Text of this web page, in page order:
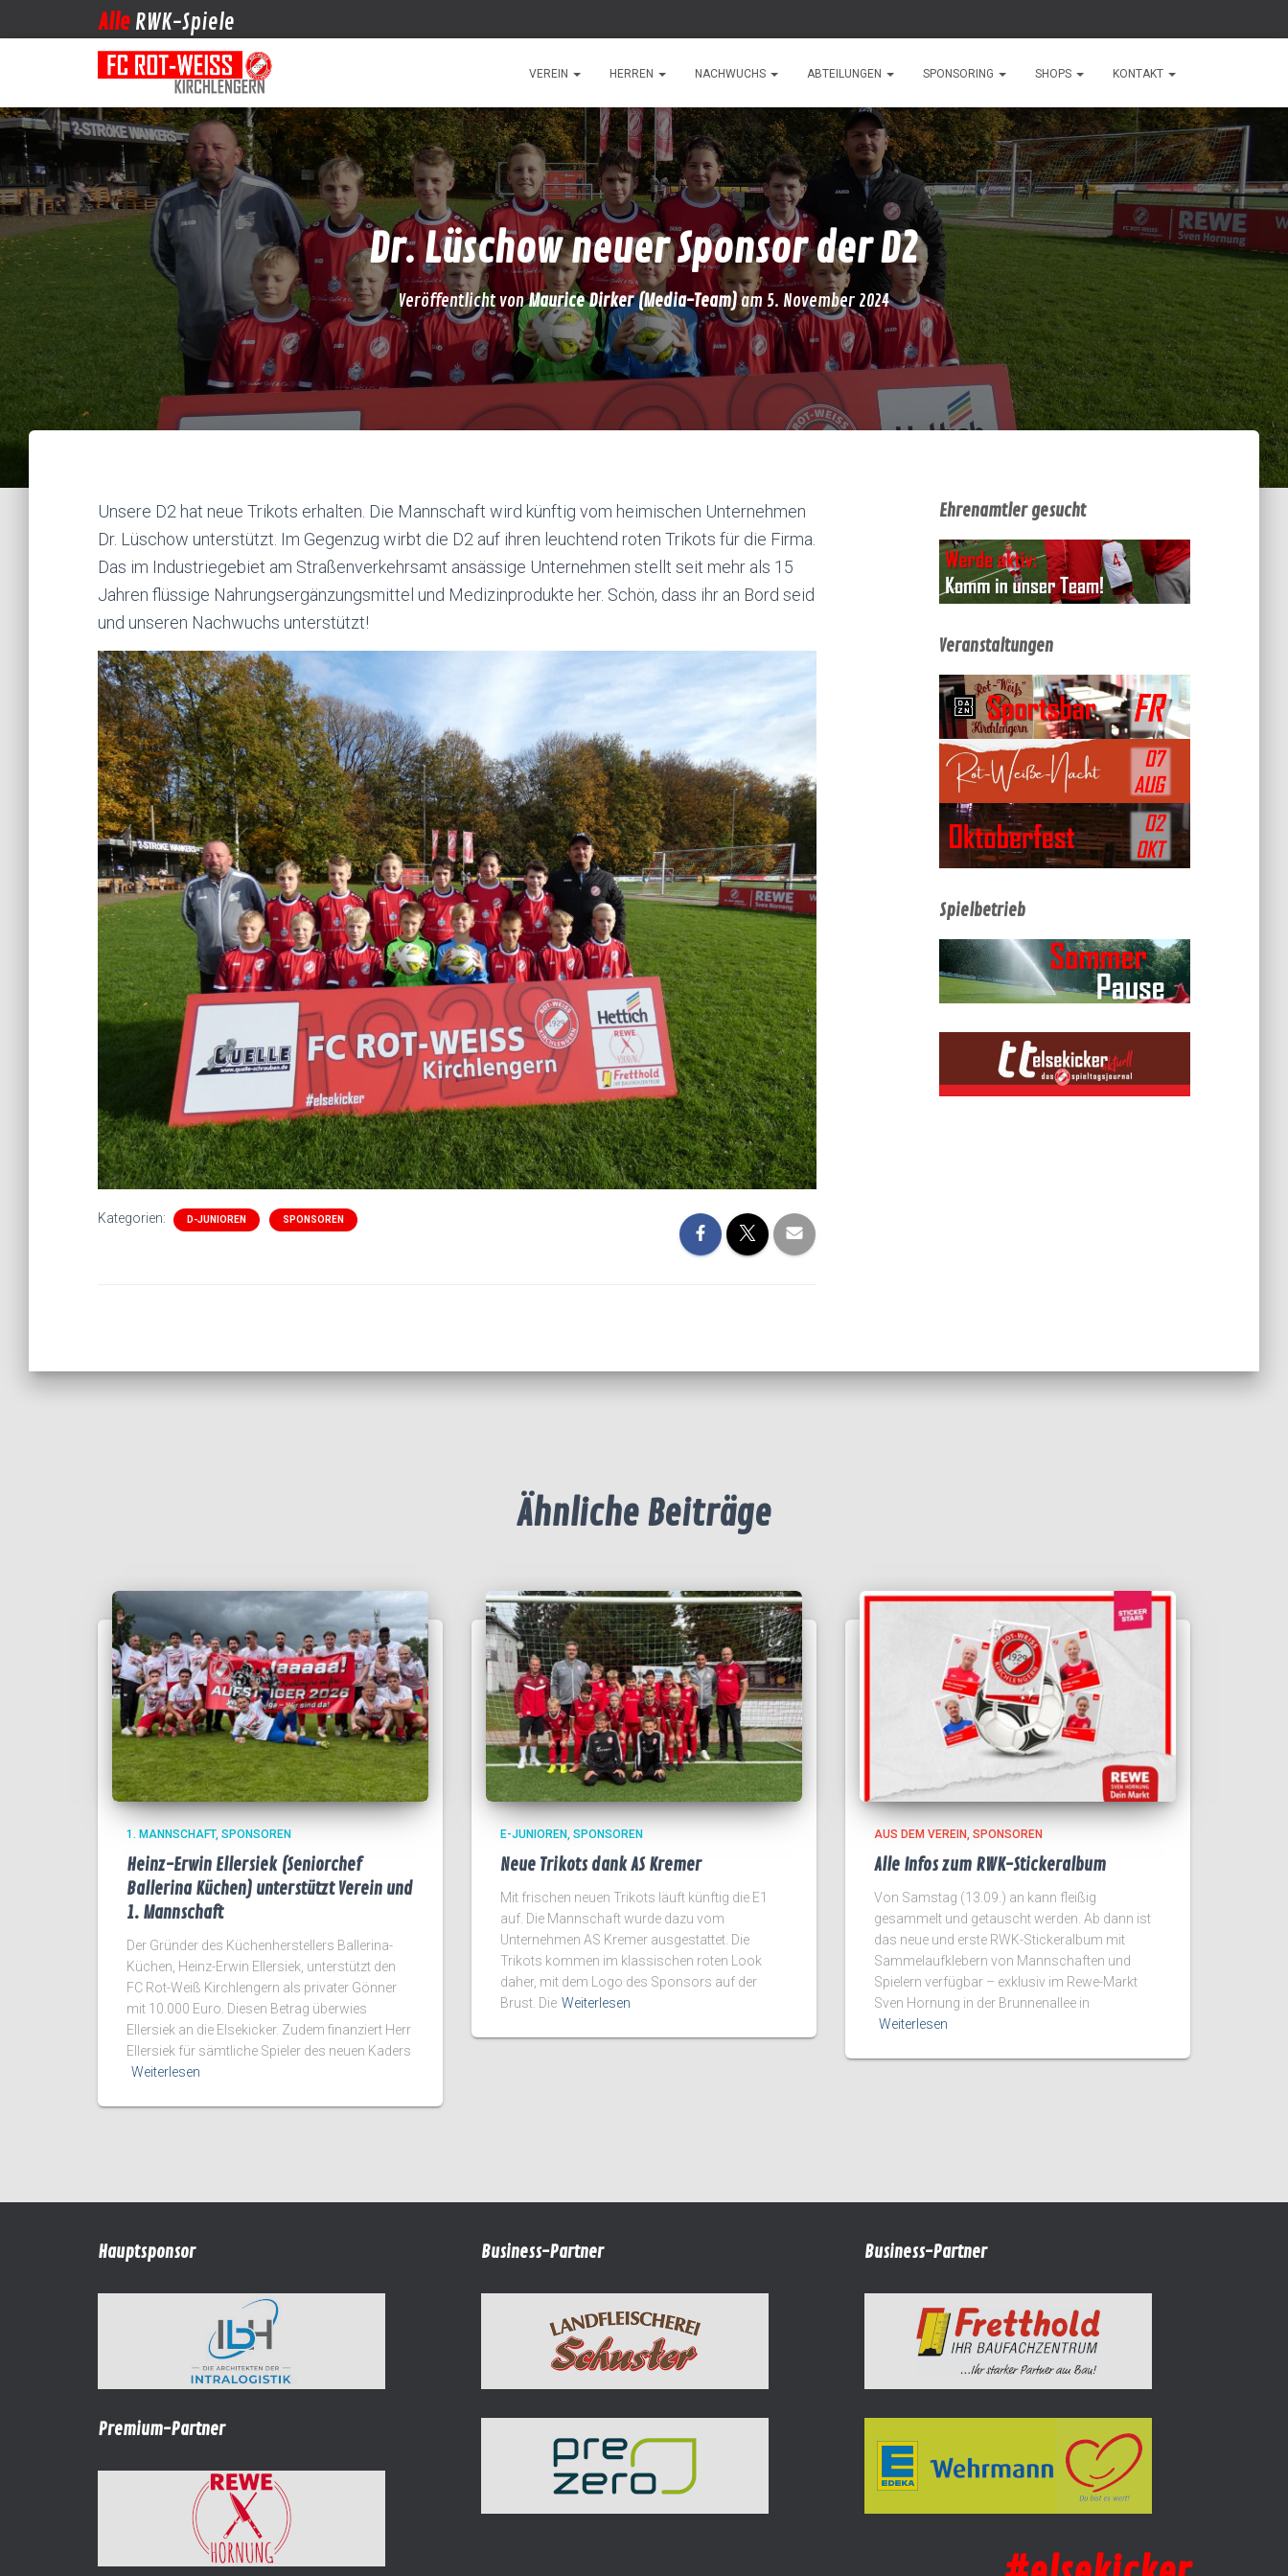
Alle RWK-Spiele
VEREIN HERREN NACHWUCHS ABTEILUNGEN SPONSORING SHOPS KONTAKT
Dr. Lüschow neuer Sponsor der D2
Veröffentlicht vonMaurice Dirker (Media-Team)am5. November 2024
Unsere D2 hat neue Trikots erhalten. Die Mannschaft wird künftig vom heimischen Unternehmen
Dr. Lüschow unterstützt. Im Gegenzug wirbt die D2 auf ihren leuchtend roten Trikots für die Firma.
Das im Industriegebiet am Straßenverkehrsamt ansässige Unternehmen stellt seit mehr als 15
Jahren flüssige Nahrungsergänzungsmittel und Medizinprodukte her. Schön, dass ihr an Bord seid
und unseren Nachwuchs unterstützt!
Kategorien: D-JUNIOREN SPONSOREN
Ehrenamtler gesucht
Veranstaltungen
Spielbetrieb
Ähnliche Beiträge
1. MANNSCHAFT SPONSOREN
Heinz-Erwin Ellersiek (Seniorchef
Ballerina Küchen) unterstützt Verein und
1. Mannschaft
Der Gründer des Küchenherstellers Ballerina-
Küchen, Heinz-Erwin Ellersiek, unterstützt den
FC Rot-Weiß Kirchlengern als privater Gönner
mit 10.000 Euro. Diesen Betrag überwies
Ellersiek an die Elsekicker. Zudem finanziert Herr
Ellersiek für sämtliche Spieler des neuen Kaders
Weiterlesen
E-JUNIOREN SPONSOREN
Neue Trikots dank AS Kremer
Mit frischen neuen Trikots läuft künftig die E1
auf. Die Mannschaft wurde dazu vom
Unternehmen AS Kremer ausgestattet. Die
Trikots kommen im klassischen roten Look
daher, mit dem Logo des Sponsors auf der
Brust. Die Weiterlesen
AUS DEM VEREIN SPONSOREN
Alle Infos zum RWK-Stickeralbum
Von Samstag (13.09.) an kann fleißig
gesammelt und getauscht werden. Ab dann ist
das neue und erste RWK-Stickeralbum mit
Sammelaufklebern von Mannschaften und
Spielern verfügbar – exklusiv im Rewe-Markt
Sven Hornung in der Brunnenallee in
Weiterlesen
Hauptsponsor
Premium-Partner
Business-Partner Business-Partner